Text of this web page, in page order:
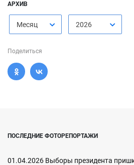
АРХИВ
Месяц 2026
Поделиться
ПОСЛЕДНИЕ ФОТОРЕПОРТАЖИ
01.04.2026 Выборы президента